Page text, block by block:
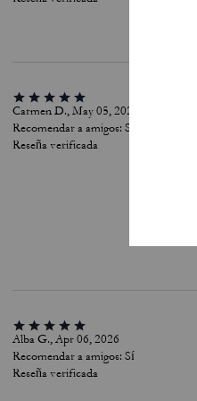
Carmen D., May 05, 2026
Recomendar a amigos: Sí
Reseña verificada
Alba G., Apr 06, 2026
Recomendar a amigos: Sí
Reseña verificada